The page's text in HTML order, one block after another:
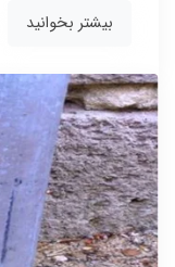
بیشتر بخوانید